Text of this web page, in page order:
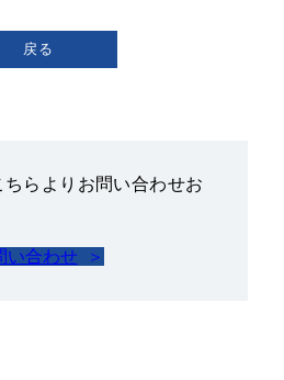
戻る
らよりお問い合わせお
い合わせ